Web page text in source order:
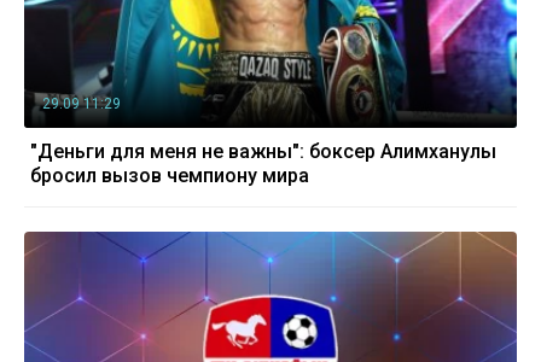
29.09 11:29
"Деньги для меня не важны": боксер Алимханулы
бросил вызов чемпиону мира